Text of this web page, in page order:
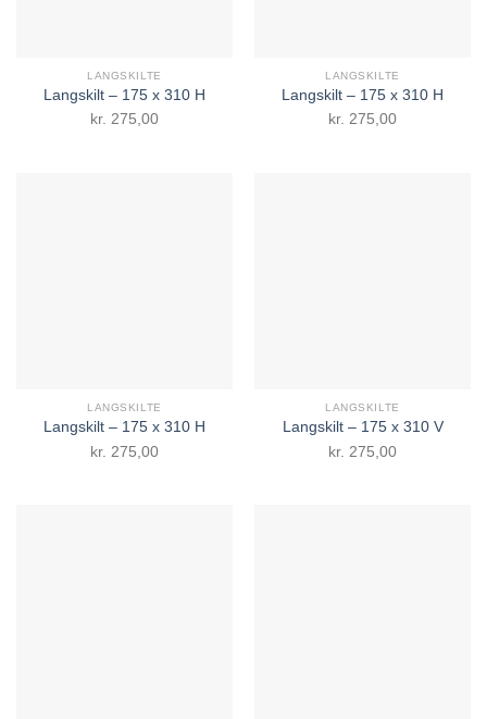
LANGSKILTE
Langskilt – 175 x 310 H
kr. 275,00
LANGSKILTE
Langskilt – 175 x 310 H
kr. 275,00
LANGSKILTE
Langskilt – 175 x 310 H
kr. 275,00
LANGSKILTE
Langskilt – 175 x 310 V
kr. 275,00